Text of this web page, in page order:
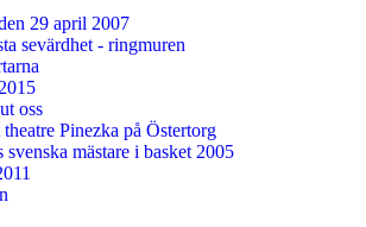
29 april 2007
sevärdhet - ringmuren
oss
Pinezka på Östertorg
mästare i basket 2005